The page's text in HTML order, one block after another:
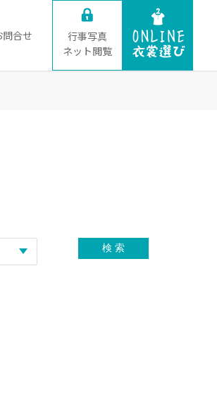
問合せ
行事写真
ネット閲覧